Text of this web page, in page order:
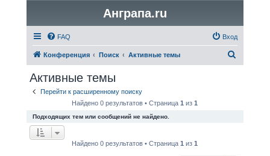
Анграпа.ru
FAQ Вход
Конференция Поиск Активные темы
Активные темы
Перейти к расширенному поиску
Найдено 0 результатов • Страница1 из1
Подходящих тем или сообщений не найдено.
Найдено 0 результатов • Страница1 из1